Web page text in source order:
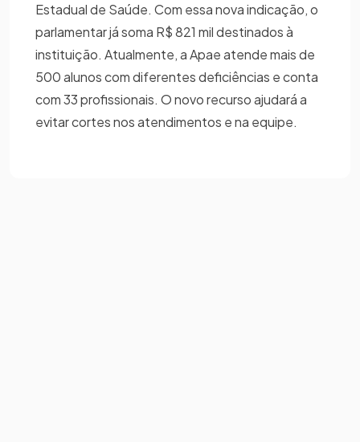
Estadual de Saúde. Com essa nova indicação, o
parlamentar já soma R$ 821 mil destinados à
instituição. Atualmente, a Apae atende mais de
500 alunos com diferentes deficiências e conta
com 33 profissionais. O novo recurso ajudará a
evitar cortes nos atendimentos e na equipe.